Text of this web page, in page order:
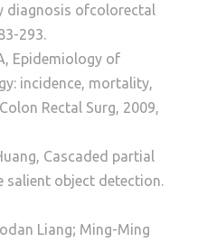
diagnosis ofcolorectal
293.
Epidemiology of
incidence, mortality,
Rectal Surg, 2009,
Cascaded partial
salient object detection.
Liang; Ming-Ming